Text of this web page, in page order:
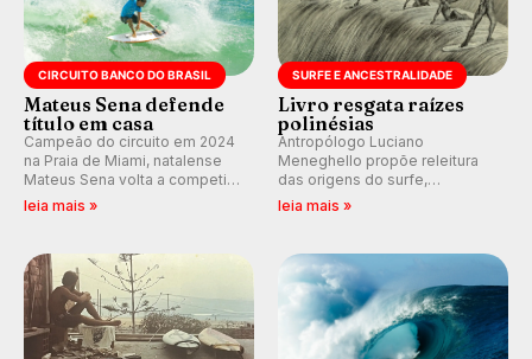
CIRCUITO BANCO DO BRASIL
Mateus Sena defende
título em casa
Campeão do circuito em 2024
na Praia de Miami, natalense
Mateus Sena volta a competir
em casa em busca de manter a
leia mais »
SURFE E ANCESTRALIDADE
Livro resgata raízes
polinésias
Antropólogo Luciano
Meneghello propõe releitura
das origens do surfe,
resgatando a cultura polinésia
prática em esporte e indústria.
leia mais »